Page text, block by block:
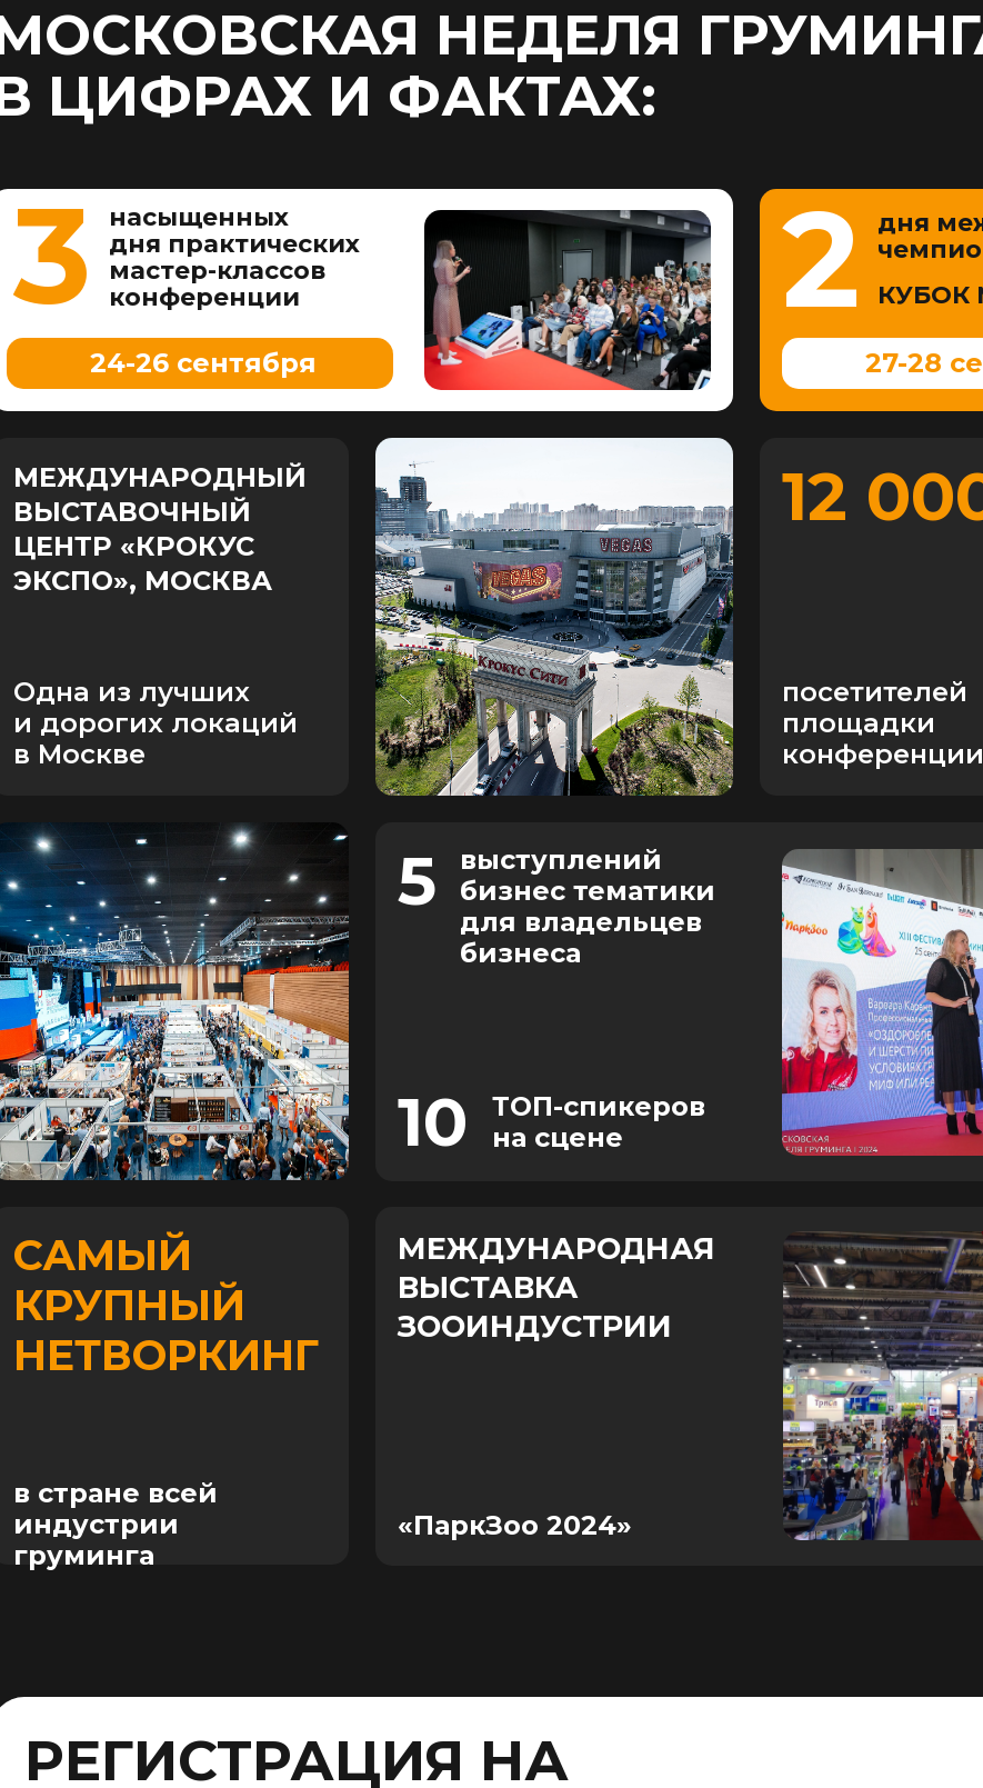
НЕДЕЛЯ
ЦИФРАХ И ФАКТАХ:
МЕЖДУНАРОДНАЯ
ВЫСТАВКА
ЗООИНДУСТРИИ
«ПаркЗоо 2024»
САМЫЙ
КРУПНЫЙ
НЕТВОРКИНГ
в стране всей
индустрии
груминга
МЕЖДУНАРОДНЫЙ
ВЫСТАВОЧНЫЙ
ЦЕНТР «КРОКУС
ЭКСПО», МОСКВА
Одна из лучших
и дорогих локаций
в Москве
посетителей
площадки
конференции
12
выступлений
бизнес тематики
для владельцев
бизнеса
ТОП-спикеров
на сцене
10
5
насыщенных
дня практических
мастер-классов
конференции
3
24-26 сентября
КУБОК
дня
2
27-28
РЕГИСТРАЦИЯ НА